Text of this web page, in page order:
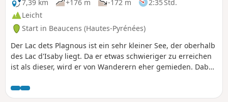
Vielfalt der Pyrenäenlandschaften zu genießen und
mehrere Seen an einem einzigen Tag zu entdecken – oder
die Möglichkeit, am Lac de Bassias zu biwakieren.
7,39 km
+176 m -172 m
2:35 Std.
Leicht
Start in Beaucens (Hautes-Pyrénées)
Der Lac dets Plagnous ist ein sehr kleiner See, der oberhalb
des Lac d'Isaby liegt. Da er etwas schwieriger zu erreichen
ist als dieser, wird er von Wanderern eher gemieden. Dabei
Ufern zu verweilen.